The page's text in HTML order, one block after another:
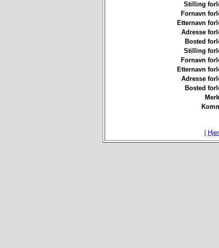
Stilling
Fornavn
Etternavn
Adresse
Bosted
Stilling
Fornavn
Etternavn
Adresse
Bosted